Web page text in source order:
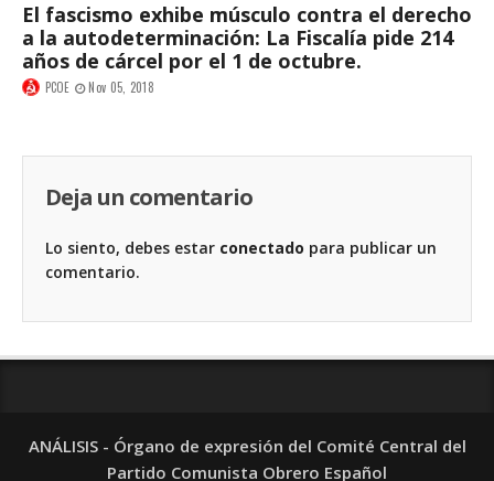
El fascismo exhibe músculo contra el derecho
a la autodeterminación: La Fiscalía pide 214
años de cárcel por el 1 de octubre.
PCOE Nov 05, 2018
Deja un comentario
Lo siento, debes estar conectado para publicar un
comentario.
ANÁLISIS - Órgano de expresión del Comité Central del
Partido Comunista Obrero Español